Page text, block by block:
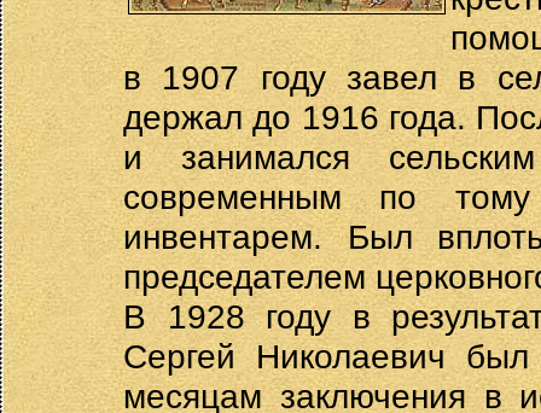
в 1907 году завел в
держал до 1916 года.
и занимался
современным по тому
инвентарем. Был
председателем
В 1928 году в
Сергей Николаевич
месяцам заключения в